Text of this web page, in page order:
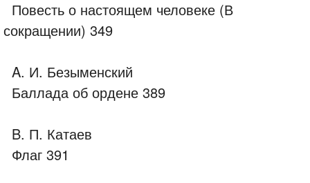
Повесть о настоящем человеке (В
сокращении) 349
A. И. Безыменский
Баллада об ордене 389
B. П. Катаев
Флаг 391